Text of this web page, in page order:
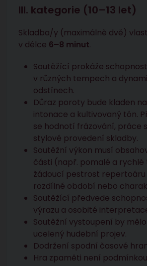
III. kategorie (10–13 let)
Skladba/y (maximálně dvě)
v délce 6–8 minut.
Soutěžící prokáže
v různých tempech a
odstínech.
Důraz poroty bude kladen
intonace a kultivovaný tón.
se hodnotí frázování, práce
stylové provedení skladby.
Soutěžní výkon musí
části (např. pomalé a
žádoucí pestrost repertoáru
rozdílné období nebo
Soutěžící předvede
výrazu a osobité
Soutěžní vystoupení by
ucelený hudební projev.
Dodržení spodní časové
Hra zpaměti není